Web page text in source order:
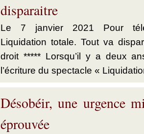
disparaitre
Le 7 janvier 2021 Pour
Liquidation totale. Tout va
droit ***** Lorsqu’il y a deux
l’écriture du spectacle «
Désobéir, une urgence
éprouvée